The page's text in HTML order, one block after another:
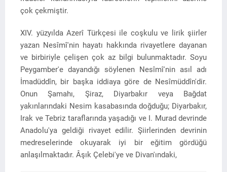
çok çekmiştir.
XIV. yüzyılda Azerî Türkçesi ile coşkulu ve lirik şiirler
yazan Nesîmî'nin hayatı hakkında rivayetlere dayanan
ve birbiriyle çelişen çok az bilgi bulunmaktadır. Soyu
Peygamber'e dayandığı söylenen Nesîmî'nin asıl adı
İmadüddîn, bir başka iddiaya göre de Nesîmüddîn'dir.
Onun Şamahı, Şiraz, Diyarbakır veya Bağdat
yakınlarındaki Nesim kasabasında doğduğu; Diyarbakır,
Irak ve Tebriz taraflarında yaşadığı ve I. Murad devrinde
Anadolu'ya geldiği rivayet edilir. Şiirlerinden devrinin
medreselerinde okuyarak iyi bir eğitim gördüğü
anlaşılmaktadır. Âşık Çelebi'ye ve Divan'ındaki,